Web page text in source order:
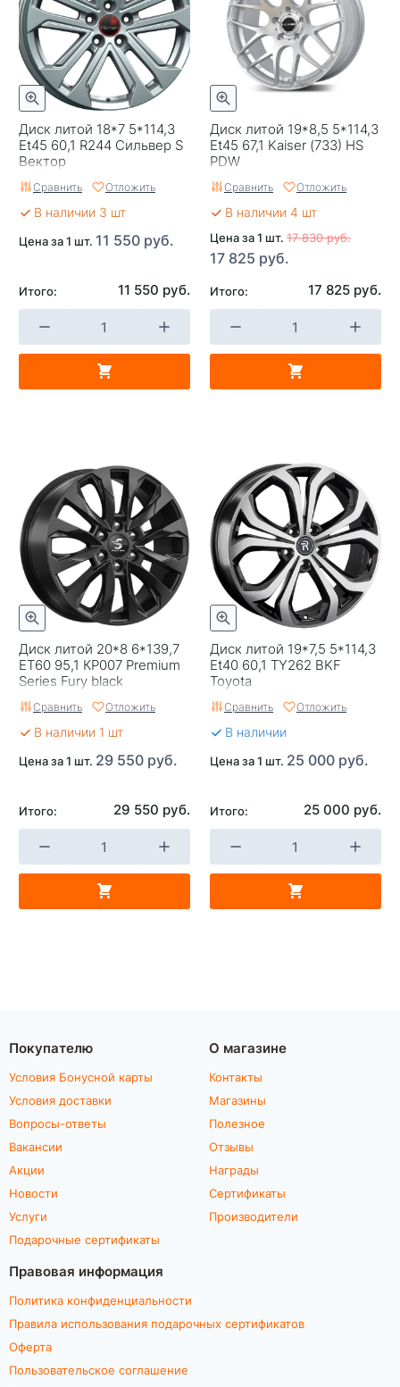
Ширина (диски)
Применяемость
Changan
Тип диска
Литые
Диаметр посадочного
отверстия,мм
17
Гарантия
1 год
Цвет
Черный с полировкой
Категория
Легковые
Страна изготовителя
Россия
Replica
Завод изготовитель
Диск литой 18*7 5*114,3
Et45 60,1 R244 Сильвер S
Вектор
Сравнить Отложить
В наличии 3 шт
Цена за 1 шт. 11 550 руб.
Итого: 11 550 руб.
Диск литой 19*8,5 5*114,3
Et45 67,1 Kaiser (733) HS
PDW
Сравнить Отложить
В наличии 4 шт
Цена за 1 шт. 17 830 руб.
17 825 руб.
Итого: 17 825 руб.
Диск литой 20*8 6*139,7
ET60 95,1 КР007 Premium
Series Fury black
Сравнить Отложить
В наличии 1 шт
Цена за 1 шт. 29 550 руб.
Итого: 29 550 руб.
Диск литой 19*7,5 5*114,3
Et40 60,1 TY262 BKF
Toyota
Сравнить Отложить
В наличии
Цена за 1 шт. 25 000 руб.
Итого: 25 000 руб.
Покупателю
Условия Бонусной карты
Условия доставки
Вопросы-ответы
Вакансии
Акции
Новости
Услуги
Подарочные сертификаты
О магазине
Контакты
Магазины
Полезное
Отзывы
Награды
Сертификаты
Производители
Правовая информация
Политика конфиденциальности
Правила использования подарочных сертификатов
Оферта
Пользовательское соглашение